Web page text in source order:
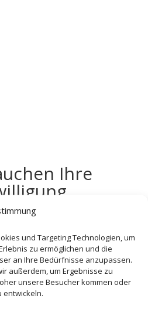
und Targeting Technologien, um
zu ermöglichen und die
an Ihre Bedürfnisse anzupassen.
außerdem, um Ergebnisse zu
unsere Besucher kommen oder
entwickeln.
Ihre
aktivieren Sie bitte die Cookies.
Daten verarbeitet.
akzeptieren
übernimmt Schmetterling